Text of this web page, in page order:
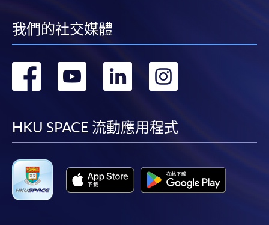
我們的社交媒體
轉
facebook
轉
youtube
轉
linkedin
轉
HKU SPACE 流動應用程式